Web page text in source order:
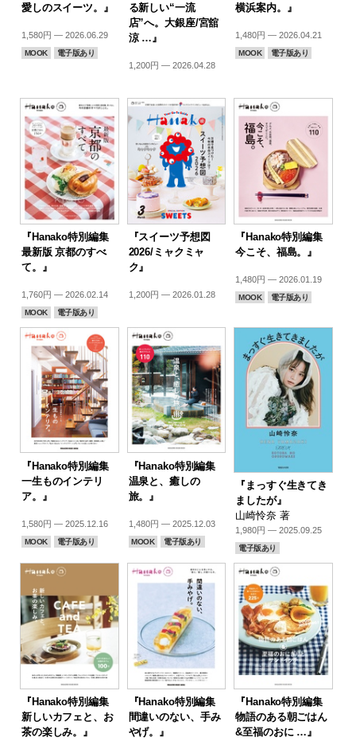
愛しのスイーツ。』
1,580円 — 2026.06.29
MOOK 電子版あり
る新しい“一流
店”へ。大銀座/宮舘
涼 …』
1,200円 — 2026.04.28
横浜案内。』
1,480円 — 2026.04.21
MOOK 電子版あり
『Hanako特別編集
最新版 京都のすべ
て。』
1,760円 — 2026.02.14
MOOK 電子版あり
『スイーツ予想図
2026/ミャクミャ
ク』
1,200円 — 2026.01.28
『Hanako特別編集
今こそ、福島。』
1,480円 — 2026.01.19
MOOK 電子版あり
『Hanako特別編集
一生ものインテリ
ア。』
1,580円 — 2025.12.16
MOOK 電子版あり
『Hanako特別編集
温泉と、癒しの
旅。』
1,480円 — 2025.12.03
MOOK 電子版あり
『まっすぐ生きてき
ましたが』
山崎怜奈 著
1,980円 — 2025.09.25
電子版あり
『Hanako特別編集
新しいカフェと、お
茶の楽しみ。』
『Hanako特別編集
間違いのない、手み
やげ。』
『Hanako特別編集
物語のある朝ごはん
&至福のおに …』